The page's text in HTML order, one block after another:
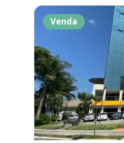
Venda